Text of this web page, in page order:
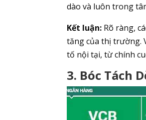
dào và luôn trong
Kết luận: Rõ ràng,
tăng của thị trường.
tố nội tại, từ chính
3. Bóc Tách